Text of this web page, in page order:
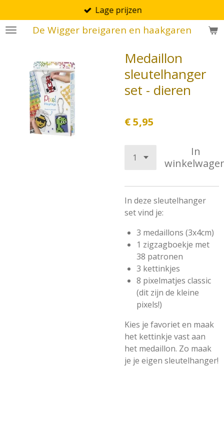
direct
naar
De Wigger breigaren en haakgaren
Lage prijzen
Medaillon
sleutelhanger
set - dieren
€ 5,95
In
In deze sleutelhanger
set vind je:
3 medaillons (3x4cm)
1 zigzagboekje met
38 patronen
3 kettinkjes
8 pixelmatjes classic
(dit zijn de kleine
pixels!)
Kies je favoriet en maak
het kettinkje vast aan
het medaillon. Zo maak
je je eigen sleutelhanger!